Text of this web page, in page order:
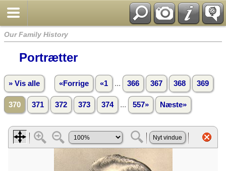
Our Family History
Portrætter
» Vis alle «Forrige «1 ... 366 367 368 369
370 371 372 373 374 ... 557» Næste»